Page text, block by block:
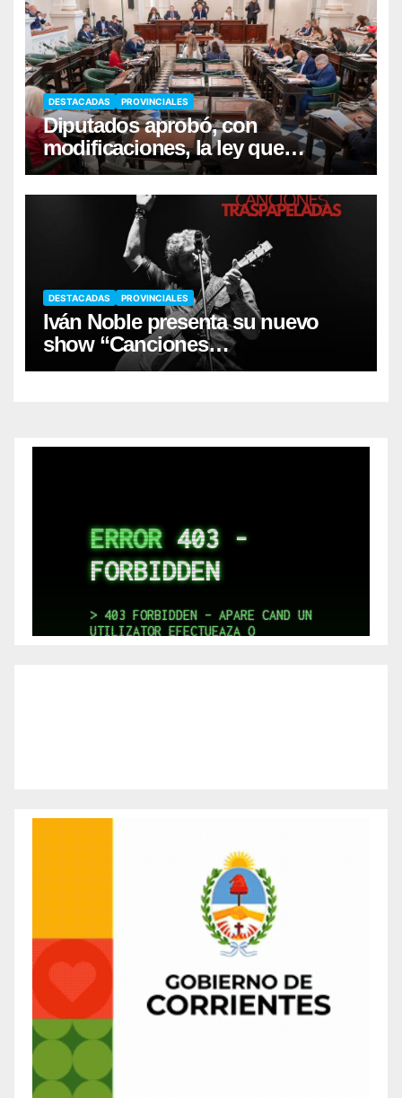
DESTACADAS PROVINCIALES
Diputados aprobó, con
modificaciones, la ley que
moderniza la promoción de
inversiones
DESTACADAS PROVINCIALES
Iván Noble presenta su nuevo
show “Canciones
Traspapeladas”, el viernes en